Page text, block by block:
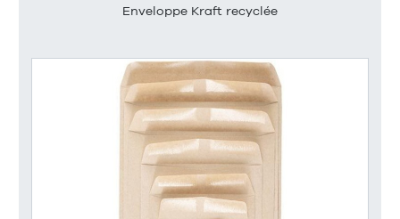
Enveloppe Kraft recyclée